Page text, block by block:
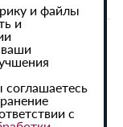
и файлы
и
с